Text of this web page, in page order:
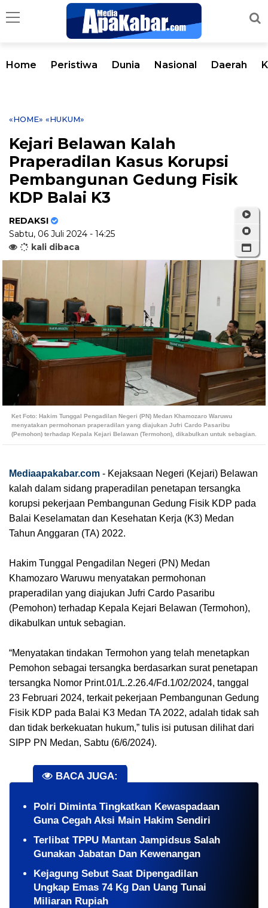
Home Peristiwa Dunia Nasional Daerah
«HOME» «HUKUM»
Kejari Belawan Kalah
Praperadilan Kasus Korupsi
Pembangunan Gedung Fisik
KDP Balai K3
REDAKSI
Sabtu, 06 Juli 2024 - 14:25
kali dibaca
Ket Foto: Hakim Tunggal Pengadilan Negeri (PN) Medan Khamozaro Waruwu
menyatakan permohonan praperadilan yang diajukan Jufri Cardo Pasaribu
(Pemohon) terhadap Kepala Kejari Belawan (Termohon), dikabulkan untuk sebagian.
Mediaapakabar.com - Kejaksaan Negeri (Kejari) Belawan
kalah dalam sidang praperadilan penetapan tersangka
korupsi pekerjaan Pembangunan Gedung Fisik KDP pada
Balai Keselamatan dan Kesehatan Kerja (K3) Medan
Tahun Anggaran (TA) 2022.
Hakim Tunggal Pengadilan Negeri (PN) Medan
Khamozaro Waruwu menyatakan permohonan
praperadilan yang diajukan Jufri Cardo Pasaribu
(Pemohon) terhadap Kepala Kejari Belawan (Termohon),
dikabulkan untuk sebagian.
“Menyatakan tindakan Termohon yang telah menetapkan
Pemohon sebagai tersangka berdasarkan surat penetapan
tersangka Nomor Print.01/L.2.26.4/Fd.1/02/2024, tanggal
23 Februari 2024, terkait pekerjaan Pembangunan Gedung
Fisik KDP pada Balai K3 Medan TA 2022, adalah tidak sah
dan tidak berkekuatan hukum,” tulis isi putusan dilihat dari
SIPP PN Medan, Sabtu (6/6/2024).
BACA JUGA:
Polri Diminta Tingkatkan Kewaspadaan
Guna Cegah Aksi Main Hakim Sendiri
Terlibat TPPU Mantan Jampidsus Salah
Gunakan Jabatan Dan Kewenangan
Kejagung Sebut Saat Dipengadilan
Ungkap Emas 74 Kg Dan Uang Tunai
Miliaran Rupiah